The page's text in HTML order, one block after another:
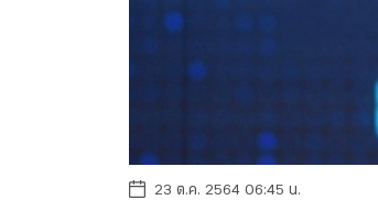
23 ต.ค. 2564 06:45 น.